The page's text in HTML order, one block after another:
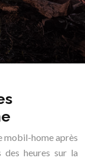
mobil-home après
heures sur la